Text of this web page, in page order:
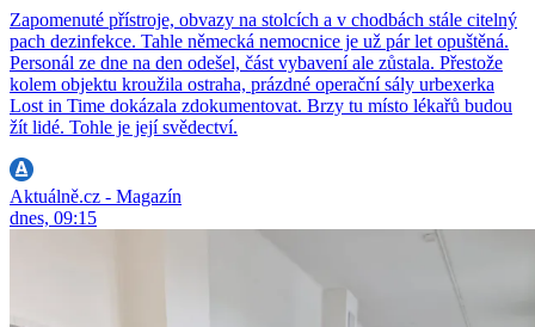
Zapomenuté přístroje, obvazy na stolcích a v chodbách stále citelný
pach dezinfekce. Tahle německá nemocnice je už pár let opuštěná.
Personál ze dne na den odešel, část vybavení ale zůstala. Přestože
kolem objektu kroužila ostraha, prázdné operační sály urbexerka
Lost in Time dokázala zdokumentovat. Brzy tu místo lékařů budou
žít lidé. Tohle je její svědectví.
Aktuálně.cz - Magazín
dnes, 09:15